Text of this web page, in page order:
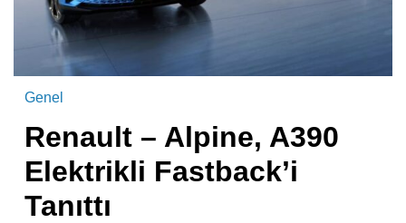
Genel
Renault – Alpine, A390
Elektrikli Fastback’i
Tanıttı